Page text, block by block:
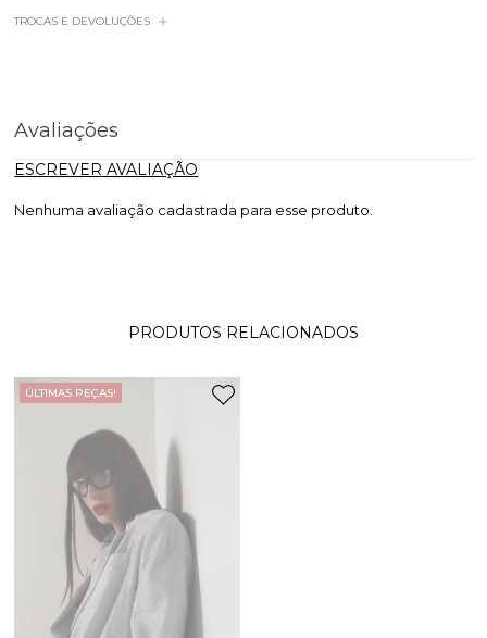
TROCAS E DEVOLUÇÕES
Avaliações
ESCREVER AVALIAÇÃO
Nenhuma avaliação cadastrada para esse produto.
PRODUTOS RELACIONADOS
ÚLTIMAS PEÇAS!